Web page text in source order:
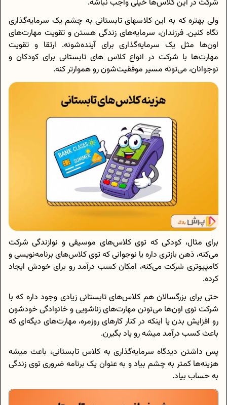
شرکت در این کلاس‌ها خیلی واجب نباشه.
ولی بهتره که به این کلاسهای تابستانی به چشم یک سرمایه‌گذاری
نگاه کنین. فرزندان، سرمایه‌های زندگی هستن و تقویت مهارت‌های
اون‌ها مثل یک سرمایه‌گذاری برای آینده‌شونه. ارتقا و تقویت
مهارت‌ها با شرکت در انواع کلاس های تابستانی برای کودکان و
نوجوانان، می‌تونه مسیر موفقیت‌شون رو هموارتر کنه.
برای مثال، کودکی که توی کلاس‌های موسیقی و نوازندگی شرکت
می‌کنه، ذهن بازتری داره یا نوجوانی که توی کلاس‌های برنامه‌نویسی و
کامپیوتری شرکت می‌کنه، امکان کسب درآمد رو برای خودش ایجاد
کرده.
حتی برای بزرگسالان هم کلاس‌های تابستانی زیادی وجود داره که با
شرکت توی اون‌ها می‌تونن مهارت‌های زناشویی و خانوادگی خودشون
رو افزایش بدن یا اینکه در کنار کارهای روزمره، مهارت‌های دیگه‌ای که
باعث کسب درآمد میشه رو یاد بگیرن.
پس داشتن دیدگاه سرمایه‌گذاری به کلاس تابستانی، باعث میشه
هزینه‌ها کمتر به چشم بیاد و به عنوان یک برنامه ضروری توی زندگی
به حساب بیاد.